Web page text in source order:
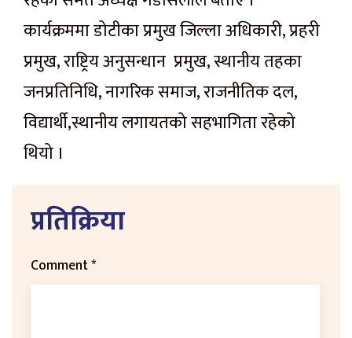
कार्यक्रममा डोटीका प्रमुख जिल्ला अधिकारी, प्रहरी
प्रमुख, राष्ट्रिय अनुसन्धान प्रमुख, स्थानीय तहका
जनप्रतिनिधि, नागरिक समाज, राजनीतिक दल,
विद्यार्थी,स्थानीय लगायतको सहभागिता रहेको
थियो ।
प्रतिक्रिया
Comment*